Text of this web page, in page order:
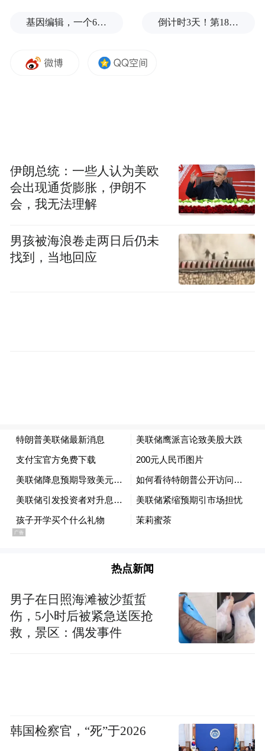
情，最高触及1.3314，拉近了与前高的距
债券收益率角度看，英国三个月期国债收益
题，但债券市场的收益率更具可信度。所
以，美元大概率维持中长期的空头趋势，英
镑持续受益。
风险提示、免责条款、特别声明：
分析师个人观点，不构成任何操作建议。请
期，分析师的观点可能发生变化，更新内容
不会另行通知。
by the user of Dafeng Hao, which is a social media
platform and merely provides information storage
基因编辑，一个6岁女孩之死 倒计时3天！第18届影响世界华人盛典即将启幕
伊朗总统：一些人认为美欧
会出现通货膨胀，伊朗不
会，我无法理解
男孩被海浪卷走两日后仍未
找到，当地回应
热点新闻
男子在日照海滩被沙蜇蜇
伤，5小时后被紧急送医抢
救，景区：偶发事件
韩国检察官，“死”于2026